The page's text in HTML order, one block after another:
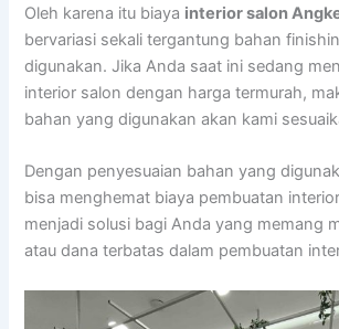
Oleh karena itu biaya interior salon
bervariasi sekali tergantung bahan
digunakan. Jika Anda saat ini sedang
interior salon dengan harga termurah,
bahan yang digunakan akan kami
Dengan penyesuaian bahan yang
bisa menghemat biaya pembuatan
menjadi solusi bagi Anda yang memang
atau dana terbatas dalam pembuatan